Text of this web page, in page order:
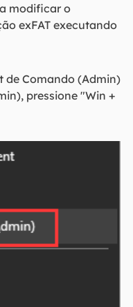
modificar o
exFAT executando
de Comando (Admin)
pressione "Win +